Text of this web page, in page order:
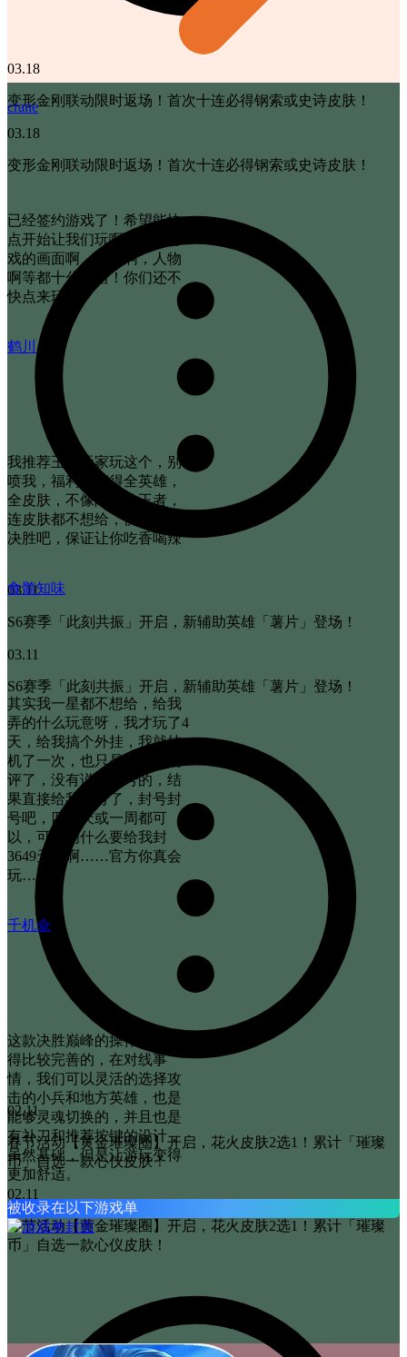
03.18
变形金刚联动限时返场！首次十连必得钢索或史诗皮肤！
03.18
变形金刚联动限时返场！首次十连必得钢索或史诗皮肤！
03.11
S6赛季「此刻共振」开启，新辅助英雄「薯片」登场！
03.11
S6赛季「此刻共振」开启，新辅助英雄「薯片」登场！
02.11
春节活动【黄金璀璨圈】开启，花火皮肤2选1！累计「璀璨
币」自选一款心仪皮肤！
02.11
春节活动【黄金璀璨圈】开启，花火皮肤2选1！累计「璀璨
币」自选一款心仪皮肤！
crane
已经签约游戏了！希望能快
点开始让我们玩啊！这个游
戏的画面啊，风格啊，人物
啊等都十分不错！你们还不
快点来玩！
鹤川
我推荐王者玩家玩这个，别
喷我，福利是获得全英雄，
全皮肤，不像隔壁的王者，
连皮肤都不想给，快来我们
决胜吧，保证让你吃香喝辣
食髓知味
其实我一星都不想给，给我
弄的什么玩意呀，我才玩了4
天，给我搞个外挂，我就挂
机了一次，也只是被系统批
评了，没有说要封号的，结
果直接给我封号了，封号封
号吧，四五天或一周都可
以，可是为什么要给我封
3649天的啊……官方你真会
玩…
千机伞
这款决胜巅峰的操作系统还
得比较完善的，在对线事
情，我们可以灵活的选择攻
击的小兵和地方英雄，也是
能够灵魂切换的，并且也是
有补刀和推荐按键的设计，
虽然基础，但是让游玩变得
更加舒适。
被收录在以下游戏单